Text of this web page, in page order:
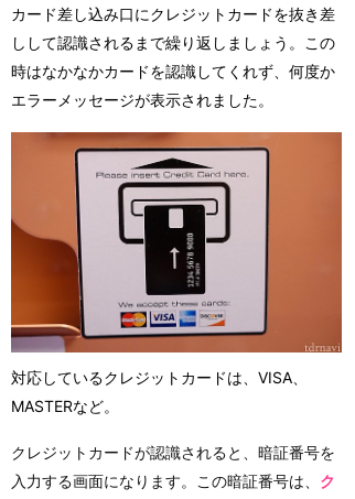
カード差し込み口にクレジットカードを抜き差
しして認識されるまで繰り返しましょう。この
時はなかなかカードを認識してくれず、何度か
エラーメッセージが表示されました。
対応しているクレジットカードは、VISA、
MASTERなど。
クレジットカードが認識されると、暗証番号を
入力する画面になります。この暗証番号は、 ク